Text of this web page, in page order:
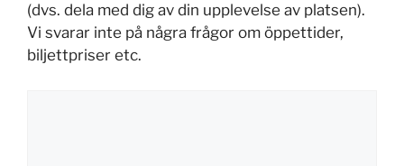
(dvs. dela med dig av din upplevelse av platsen).
Vi svarar inte på några frågor om öppettider,
biljettpriser etc.